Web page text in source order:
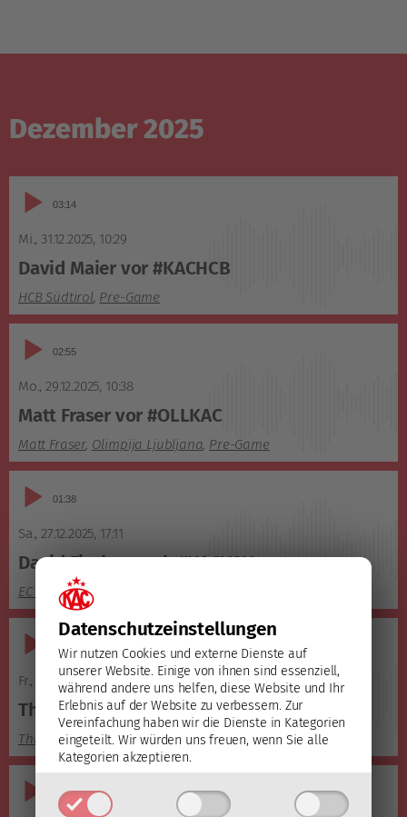
Datenschutz­einstellungen
Wir nutzen Cookies und externe Dienste auf
unserer Website. Einige von ihnen sind essenziell,
während andere uns helfen, diese Website und Ihr
Erlebnis auf der Website zu verbessern. Zur
Vereinfachung haben wir die Dienste in Kategorien
eingeteilt. Wir würden uns freuen, wenn Sie alle
Kategorien akzeptieren.
Dezember 2025
Audio-03:14
Mi., 31.12.2025, 10:29
David Maier vor #KACHCB
HCB Südtirol, Pre-Game
Audio-02:55
Mo., 29.12.2025, 10:38
Matt Fraser vor #OLLKAC
Matt Fraser, Olimpija Ljubljana, Pre-Game
Audio-01:38
Sa., 27.12.2025, 17:11
David Fischer nach #KACVSV
EC VSV ,Post Game
Audio-
02:21
Fr., 26.12.2025 ,10:05
Thimo Nickl vor #KACVSV
Thimo Nickl,EC VSV,Pre-Game
Audio-
03:24